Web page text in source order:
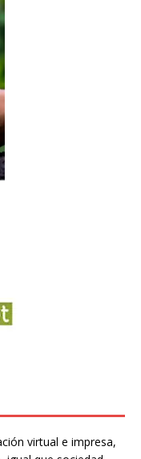
virtual e impresa,